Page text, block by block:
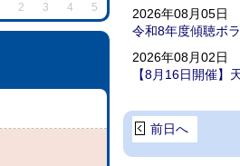
2 3 4 5
2026年08月05日
令和8年度傾聴ボ
2026年08月02日
【8月16日開催】
前日へ